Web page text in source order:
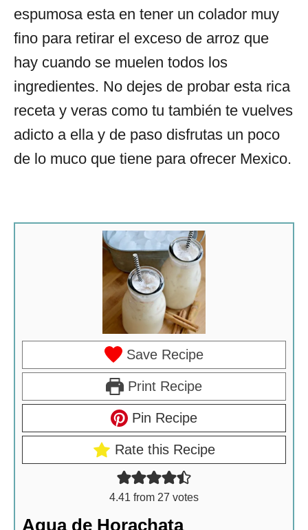
espumosa esta en tener un colador muy
fino para retirar el exceso de arroz que
hay cuando se muelen todos los
ingredientes. No dejes de probar esta rica
receta y veras como tu también te vuelves
adicto a ella y de paso disfrutas un poco
de lo muco que tiene para ofrecer Mexico.
Save Recipe
Print Recipe
Pin Recipe
Rate this Recipe
4.41 from 27 votes
Agua de Horachata